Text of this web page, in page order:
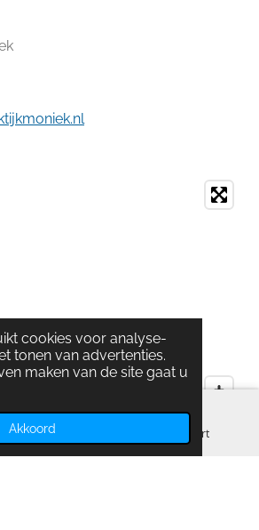
cookies voor analyse-
tonen van advertenties.
maken van de site gaat u
Akkoord
Telefoonnummer Kaart